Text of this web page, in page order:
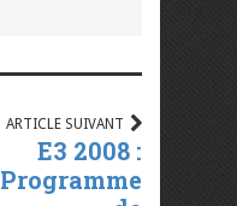
ARTICLE SUIVANT
E3 2008 :
Programme